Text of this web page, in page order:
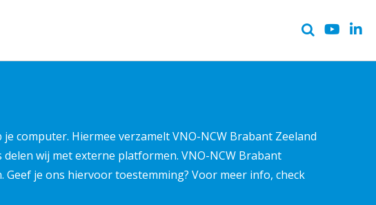
computer. Hiermee verzamelt VNO-NCW Brabant Zeeland
wij met externe platformen. VNO-NCW Brabant
je ons hiervoor toestemming? Voor meer info, check